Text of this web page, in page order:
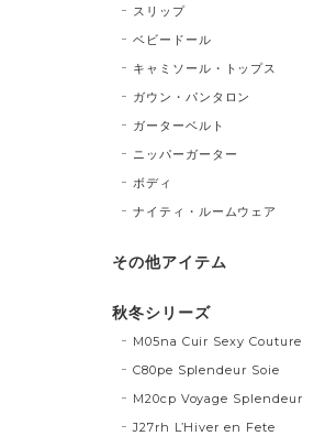
スリップ
ベビードール
キャミソール・トップス
ガウン・パンタロン
ガーターベルト
ニッパーガーター
ボディ
ナイティ・ルームウェア
その他アイテム
秋冬シリーズ
M05na Cuir Sexy Couture
C80pe Splendeur Soie
M20cp Voyage Splendeur
J27rh L’Hiver en Fete